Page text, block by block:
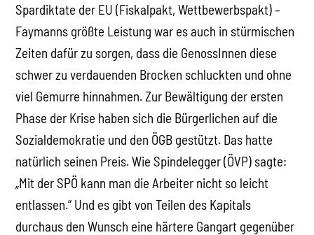
Spardiktate der EU (Fiskalpakt, Wettbewerbspakt) –
Faymanns größte Leistung war es auch in stürmischen
Zeiten dafür zu sorgen, dass die GenossInnen diese
schwer zu verdauenden Brocken schluckten und ohne
viel Gemurre hinnahmen. Zur Bewältigung der ersten
Phase der Krise haben sich die Bürgerlichen auf die
Sozialdemokratie und den ÖGB gestützt. Das hatte
natürlich seinen Preis. Wie Spindelegger (ÖVP) sagte:
„Mit der SPÖ kann man die Arbeiter nicht so leicht
entlassen.“ Und es gibt von Teilen des Kapitals
durchaus den Wunsch eine härtere Gangart gegenüber